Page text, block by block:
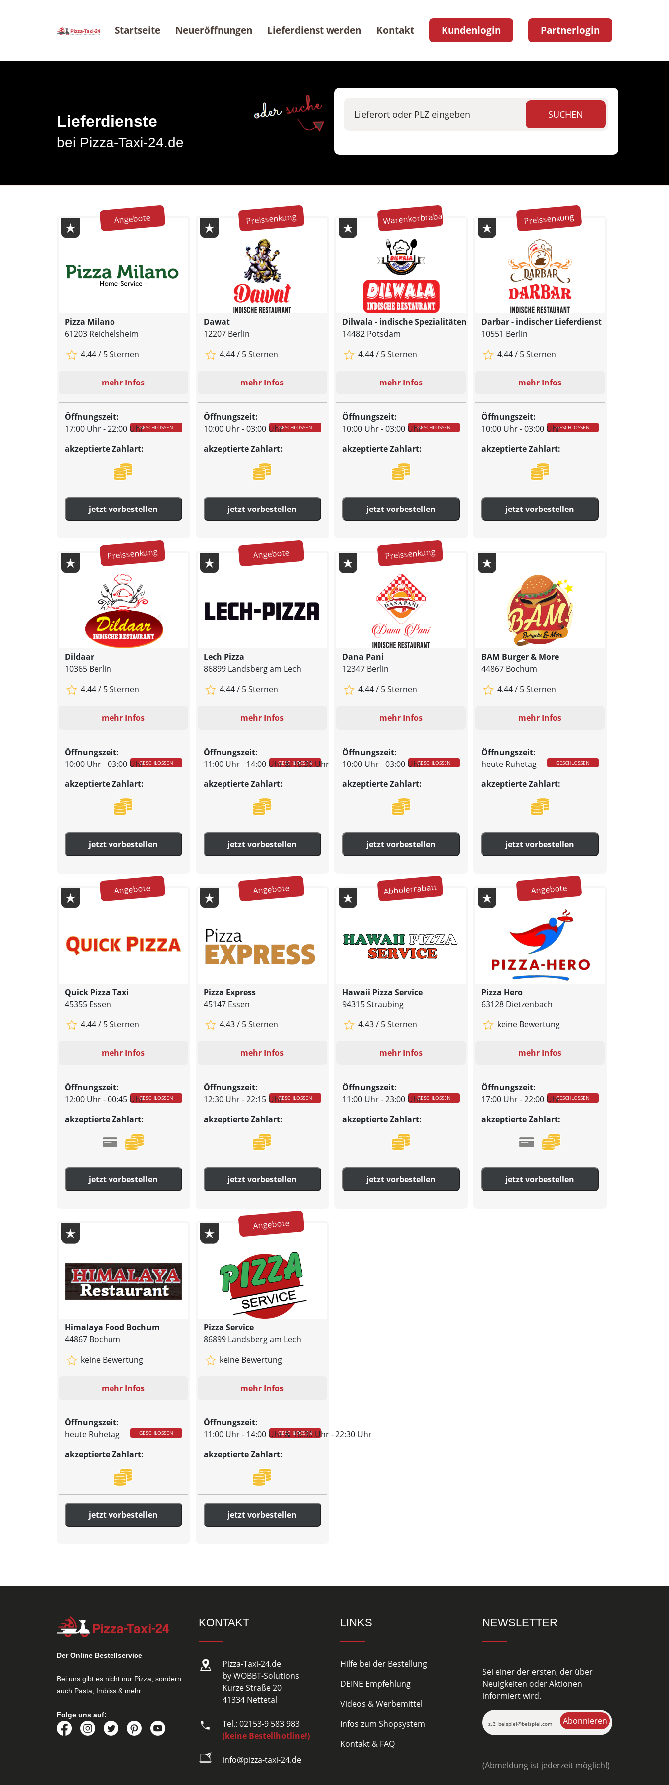
Startseite Neueröffnungen Lieferdienst werden Kontakt Kundenlogin Partnerlogin
Lieferdienste
bei Pizza-Taxi-24.de
Angebote
Pizza Milano
61203 Reichelsheim
4.44 / 5 Sternen
mehr Infos
Öffnungszeit:
GESCHLOSSEN
17:00 Uhr - 22:00 Uhr
akzeptierte Zahlart:
jetzt vorbestellen
Preissenkung
Dawat
12207 Berlin
4.44 / 5 Sternen
mehr Infos
Öffnungszeit:
GESCHLOSSEN
10:00 Uhr - 03:00 Uhr
akzeptierte Zahlart:
jetzt vorbestellen
Warenkorbrabatt
Dilwala - indische Spezialitäten
14482 Potsdam
4.44 / 5 Sternen
mehr Infos
Öffnungszeit:
GESCHLOSSEN
10:00 Uhr - 03:00 Uhr
akzeptierte Zahlart:
jetzt vorbestellen
Preissenkung
Darbar - indischer Lieferdienst
10551 Berlin
4.44 / 5 Sternen
mehr Infos
Öffnungszeit:
GESCHLOSSEN
10:00 Uhr - 03:00 Uhr
akzeptierte Zahlart:
jetzt vorbestellen
Preissenkung
Dildaar
10365 Berlin
4.44 / 5 Sternen
mehr Infos
Öffnungszeit:
GESCHLOSSEN
10:00 Uhr - 03:00 Uhr
akzeptierte Zahlart:
jetzt vorbestellen
Angebote
Lech Pizza
86899 Landsberg am Lech
4.44 / 5 Sternen
mehr Infos
Öffnungszeit:
GESCHLOSSEN
11:00 Uhr - 14:00 Uhr & 16:30 Uhr - 22:30 Uhr
akzeptierte Zahlart:
jetzt vorbestellen
Preissenkung
Dana Pani
12347 Berlin
4.44 / 5 Sternen
mehr Infos
Öffnungszeit:
GESCHLOSSEN
10:00 Uhr - 03:00 Uhr
akzeptierte Zahlart:
jetzt vorbestellen
BAM Burger & More
44867 Bochum
4.44 / 5 Sternen
mehr Infos
Öffnungszeit:
GESCHLOSSEN
heute Ruhetag
akzeptierte Zahlart:
jetzt vorbestellen
Angebote
Quick Pizza Taxi
45355 Essen
4.44 / 5 Sternen
mehr Infos
Öffnungszeit:
GESCHLOSSEN
12:00 Uhr - 00:45 Uhr
akzeptierte Zahlart:
jetzt vorbestellen
Angebote
Pizza Express
45147 Essen
4.43 / 5 Sternen
mehr Infos
Öffnungszeit:
GESCHLOSSEN
12:30 Uhr - 22:15 Uhr
akzeptierte Zahlart:
jetzt vorbestellen
Abholerrabatt
Hawaii Pizza Service
94315 Straubing
4.43 / 5 Sternen
mehr Infos
Öffnungszeit:
GESCHLOSSEN
11:00 Uhr - 23:00 Uhr
akzeptierte Zahlart:
jetzt vorbestellen
Angebote
Pizza Hero
63128 Dietzenbach
keine Bewertung
mehr Infos
Öffnungszeit:
GESCHLOSSEN
17:00 Uhr - 22:00 Uhr
akzeptierte Zahlart:
jetzt vorbestellen
Himalaya Food Bochum
44867 Bochum
keine Bewertung
mehr Infos
Öffnungszeit:
GESCHLOSSEN
heute Ruhetag
akzeptierte Zahlart:
jetzt vorbestellen
Angebote
Pizza Service
86899 Landsberg am Lech
keine Bewertung
mehr Infos
Öffnungszeit:
GESCHLOSSEN
11:00 Uhr - 14:00 Uhr & 16:30 Uhr - 22:30 Uhr
akzeptierte Zahlart:
jetzt vorbestellen
Der Online Bestellservice
Bei uns gibt es nicht nur Pizza, sondern
auch Pasta, Imbiss & mehr
Folge uns auf:
KONTAKT
Pizza-Taxi-24.de
by WOBBT-Solutions
Kurze Straße 20
41334 Nettetal
Tel.: 02153-9 583 983
(keine Bestellhotline!)
info@pizza-taxi-24.de
LINKS
Hilfe bei der Bestellung
DEINE Empfehlung
Videos & Werbemittel
Infos zum Shopsystem
Kontakt & FAQ
NEWSLETTER
Sei einer der ersten, der über
Neuigkeiten oder Aktionen
informiert wird.
(Abmeldung ist jederzeit möglich!)